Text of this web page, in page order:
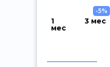
1
мес
3 мес
-5%
.